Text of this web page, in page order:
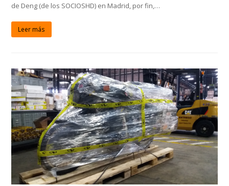
de Deng (de los SOCIOSHD) en Madrid, por fin,…
Leer más